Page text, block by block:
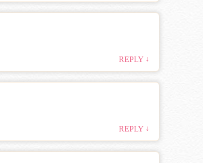
REPLY ↓
REPLY ↓